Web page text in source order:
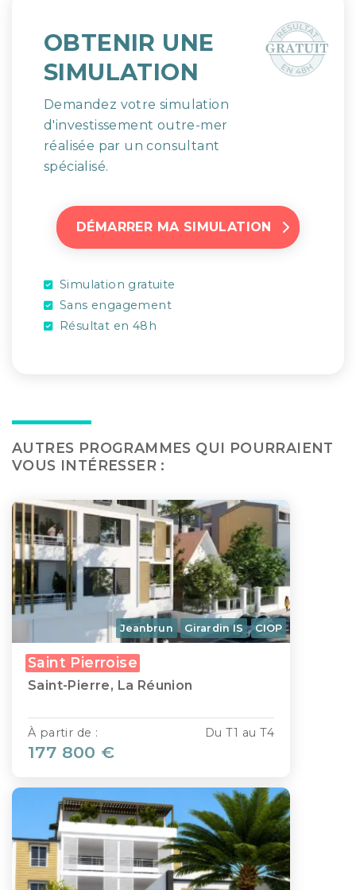
OBTENIR UNE
SIMULATION
Demandez votre simulation
d'investissement outre-mer
réalisée par un consultant
spécialisé.
DÉMARRER MA SIMULATION
Simulation gratuite
Sans engagement
Résultat en 48h
AUTRES PROGRAMMES QUI POURRAIENT
VOUS INTÉRESSER :
Jeanbrun Girardin IS CIOP
Saint Pierroise
Saint-Pierre, La Réunion
Du T1 au T4
À partir de :
177 800 €